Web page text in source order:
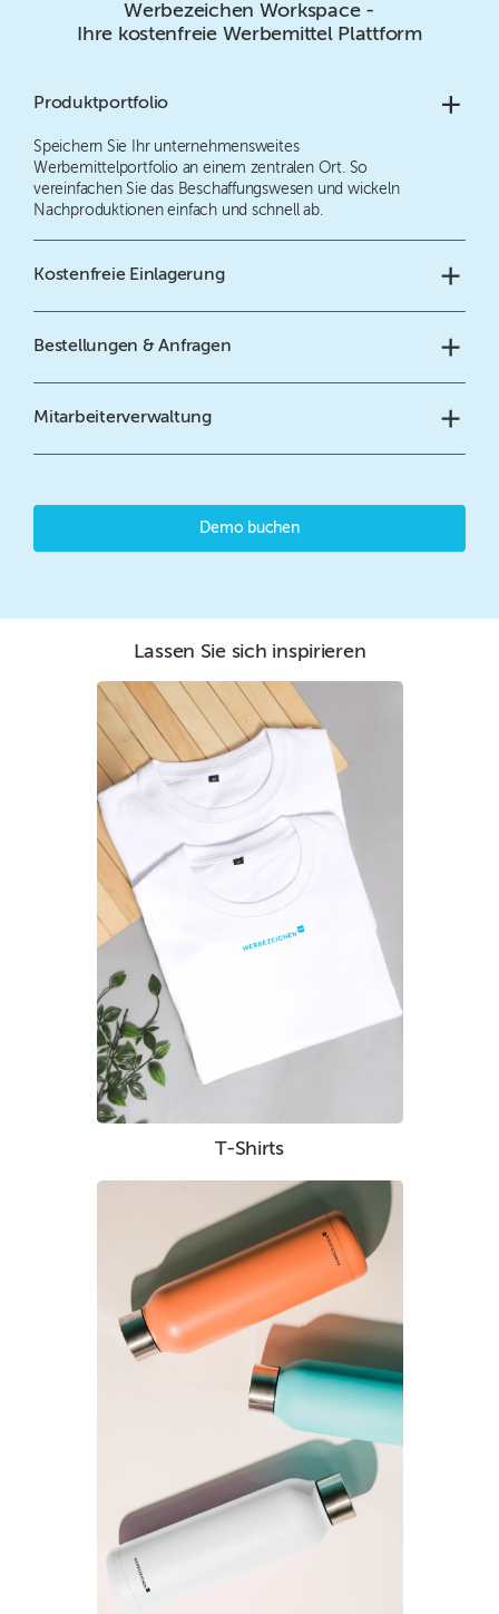
Werbezeichen Workspace -
Ihre kostenfreie Werbemittel Plattform
Produktportfolio
Speichern Sie Ihr unternehmensweites
Werbemittelportfolio an einem zentralen Ort. So
vereinfachen Sie das Beschaffungswesen und wickeln
Nachproduktionen einfach und schnell ab.
Kostenfreie Einlagerung
Bestellungen & Anfragen
Mitarbeiterverwaltung
Demo buchen
Lassen Sie sich inspirieren
T-Shirts